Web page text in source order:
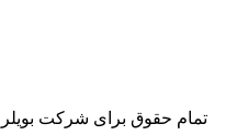
تمام حقوق برای شرکت